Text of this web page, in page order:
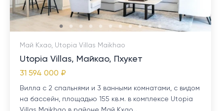
Май Кхао, Utopia Villas Maikhao
Utopia Villas, Майкао, Пхукет
31 594 000 ₽
Вилла с 2 спальнями и 3 ванными комнатами, с видом
на бассейн, площадью 155 кв.м. в комплексе Utopia